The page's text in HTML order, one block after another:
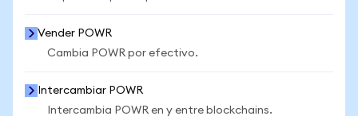
Vender POWR
Cambia POWR por efectivo.
Intercambiar POWR
Intercambia POWR en y entre blockchains.